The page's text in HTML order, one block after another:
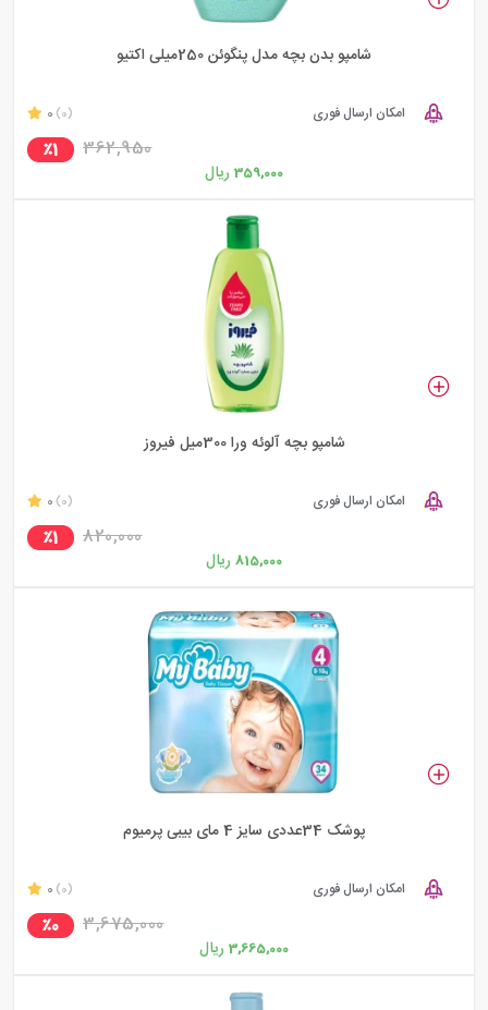
شامپو بدن بچه مدل پنگوئن 250میلی اکتیو
امکان ارسال فوری 0 (0)
362,950 ٪1
359,000 ریال
شامپو بچه آلوئه ورا 300میل فیروز
امکان ارسال فوری 0 (0)
820,000 ٪1
815,000 ریال
پوشک 34عددی سایز 4 مای بیبی پرمیوم
امکان ارسال فوری 0 (0)
3,675,000 ٪0
3,665,000 ریال